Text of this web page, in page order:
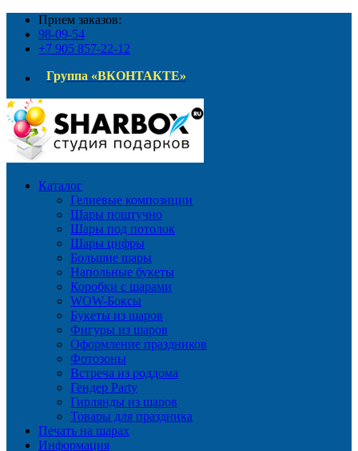
Прием заказов:
98-09-54
+7 905 857-22-12
Группа «ВКОНТАКТЕ»
Каталог
Гелиевые композиции
Шары поштучно
Шары под потолок
Шары цифры
Большие шары
Напольные букеты
Коробки с шарами
WOW-Боксы
Букеты из шаров
Фигуры из шаров
Оформление праздников
Фотозоны
Встреча из роддома
Гендер Party
Гирлянды из шаров
Товары для праздника
Печать на шарах
Информация